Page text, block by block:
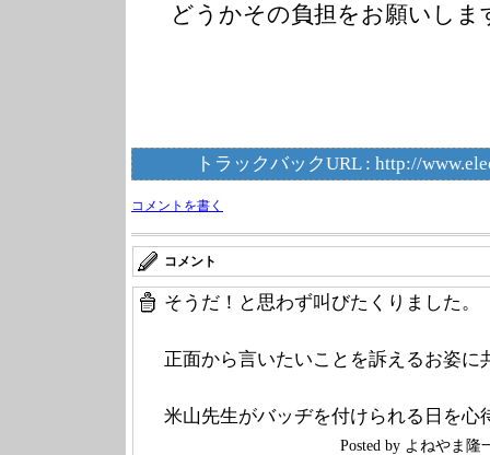
どうかその負担をお願いしま
トラックバックURL : http://
コメントを書く
コメント
そうだ！と思わず叫びたくりました。
正面から言いたいことを訴えるお姿に
米山先生がバッヂを付けられる日を心
Posted by よねやま隆